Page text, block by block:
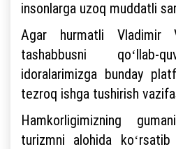
insonlarga uzoq muddatli
Agar hurmatli Vladimir
tashabbusni qoʻllab-
idoralarimizga bunday
tezroq ishga tushirish
Hamkorligimizning
turizmni alohida